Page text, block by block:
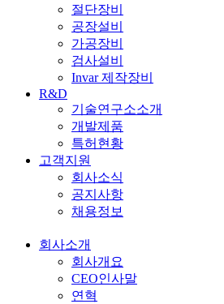
절단장비
공장설비
가공장비
검사설비
Invar 제작장비
R&D
기술연구소소개
개발제품
특허현황
고객지원
회사소식
공지사항
채용정보
회사소개
회사개요
CEO인사말
연혁